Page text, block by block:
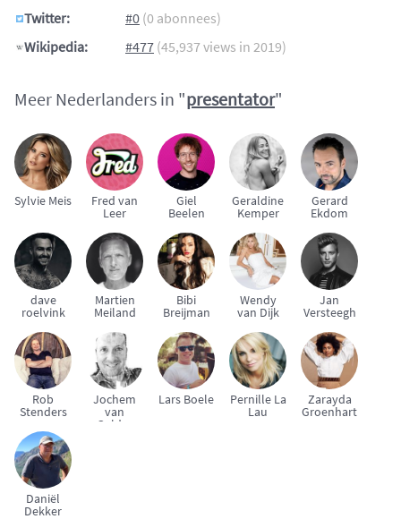
Twitter:
#0 (0 abonnees)
Wikipedia:
#477 (45,937 views in 2019)
Meer Nederlanders in "presentator"
Sylvie Meis Fred van
Leer
Giel
Beelen
Geraldine
Kemper
Gerard
Ekdom
dave
roelvink
Martien
Meiland
Bibi
Breijman
Wendy
van Dijk
Jan
Versteegh
Rob
Stenders
Jochem
van
Gelder
Lars Boele Pernille La
Lau
Zarayda
Groenhart
Daniël
Dekker